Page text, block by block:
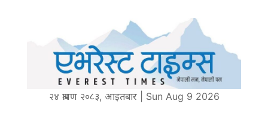
२४ श्रावण २०८३, आइतबार | Sun Aug 9 2026